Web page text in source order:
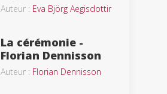
Auteur : Eva Björg Aegisdottir
La cérémonie -
Florian Dennisson
Auteur : Florian Dennisson